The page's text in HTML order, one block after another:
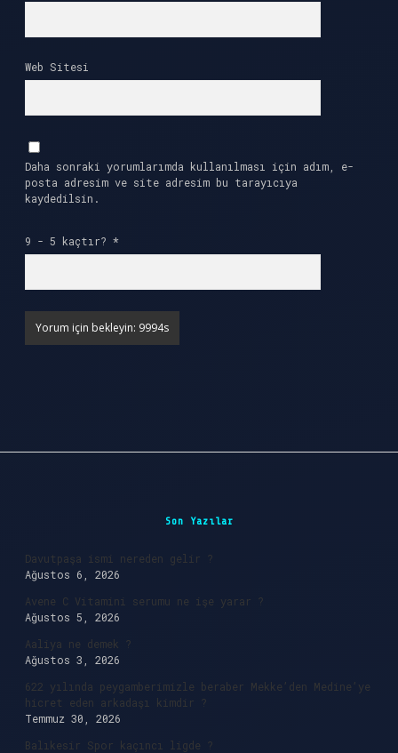
Web Sitesi
Daha sonraki yorumlarımda kullanılması için adım, e-
posta adresim ve site adresim bu tarayıcıya
kaydedilsin.
9 - 5 kaçtır? *
Son Yazılar
Davutpaşa ismi nereden gelir ?
Ağustos 6, 2026
Avene C Vitamini serumu ne işe yarar ?
Ağustos 5, 2026
Aaliya ne demek ?
Ağustos 3, 2026
622 yılında peygamberimizle beraber Mekke’den Medine’ye
hicret eden arkadaşı kimdir ?
Temmuz 30, 2026
Balıkesir Spor kaçıncı ligde ?